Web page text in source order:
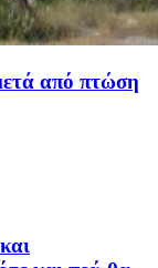
από πτώση